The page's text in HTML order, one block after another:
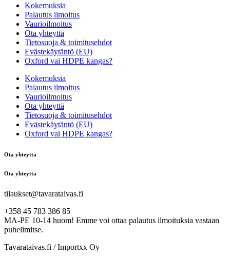
Kokemuksia
Palautus ilmoitus
Vaurioilmoitus
Ota yhteyttä
Tietosuoja & toimitusehdot
Evästekäytäntö (EU)
Oxford vai HDPE kangas?
Kokemuksia
Palautus ilmoitus
Vaurioilmoitus
Ota yhteyttä
Tietosuoja & toimitusehdot
Evästekäytäntö (EU)
Oxford vai HDPE kangas?
Ota yhteyttä
Ota yhteyttä
tilaukset@tavarataivas.fi
+358 45 783 386 85
MA-PE 10-14 huom! Emme voi ottaa palautus ilmoituksia vastaan
puhelimitse.
Tavarataivas.fi / Importxx Oy